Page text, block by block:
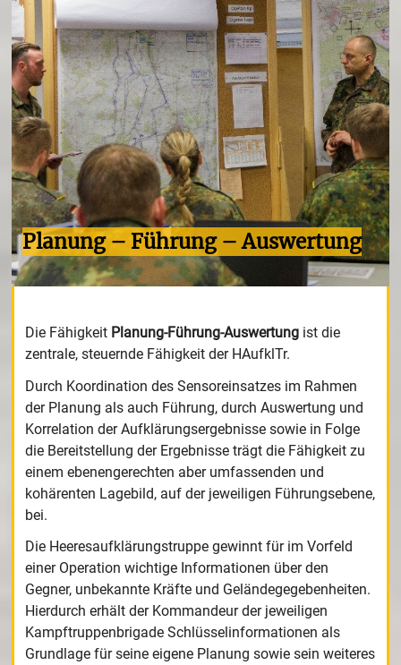
Planung – Führung – Auswertung
Die Fähigkeit Planung-Führung-Auswertung ist die
zentrale, steuernde Fähigkeit der HAufklTr.
Durch Koordination des Sensoreinsatzes im Rahmen
der Planung als auch Führung, durch Auswertung und
Korrelation der Aufklärungsergebnisse sowie in Folge
die Bereitstellung der Ergebnisse trägt die Fähigkeit zu
einem ebenengerechten aber umfassenden und
kohärenten Lagebild, auf der jeweiligen Führungsebene,
bei.
Die Heeresaufklärungstruppe gewinnt für im Vorfeld
einer Operation wichtige Informationen über den
Gegner, unbekannte Kräfte und Geländegegebenheiten.
Hierdurch erhält der Kommandeur der jeweiligen
Kampftruppenbrigade Schlüsselinformationen als
Grundlage für seine eigene Planung sowie sein weiteres